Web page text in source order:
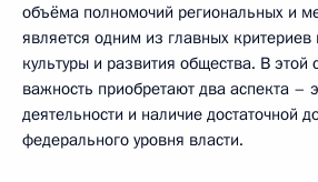
объёма полномочий региональных и
является одним из главных критериев
культуры и развития общества. В этой
важность приобретают два аспекта –
деятельности и наличие достаточной
федерального уровня власти.